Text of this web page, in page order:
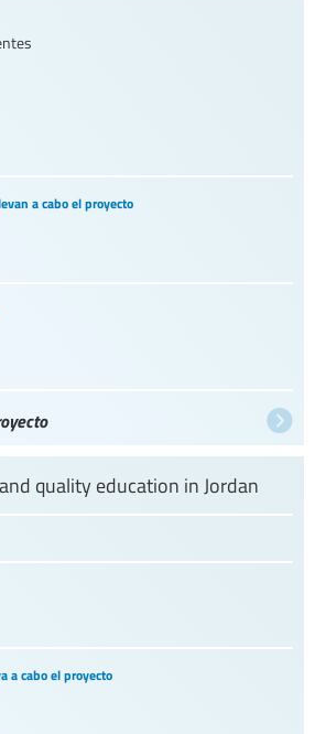
a cabo el proyecto
quality education in Jordan
a cabo el proyecto